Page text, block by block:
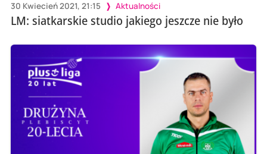
30 Kwiecień 2021, 21:15 Aktualności
LM: siatkarskie studio jakiego jeszcze nie było